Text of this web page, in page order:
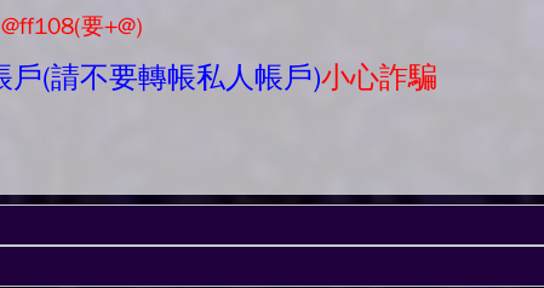
要+@)
(請不要轉帳私人帳戶)小心詐騙